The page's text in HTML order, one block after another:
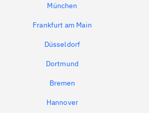
München
Frankfurt am Main
Düsseldorf
Dortmund
Bremen
Hannover